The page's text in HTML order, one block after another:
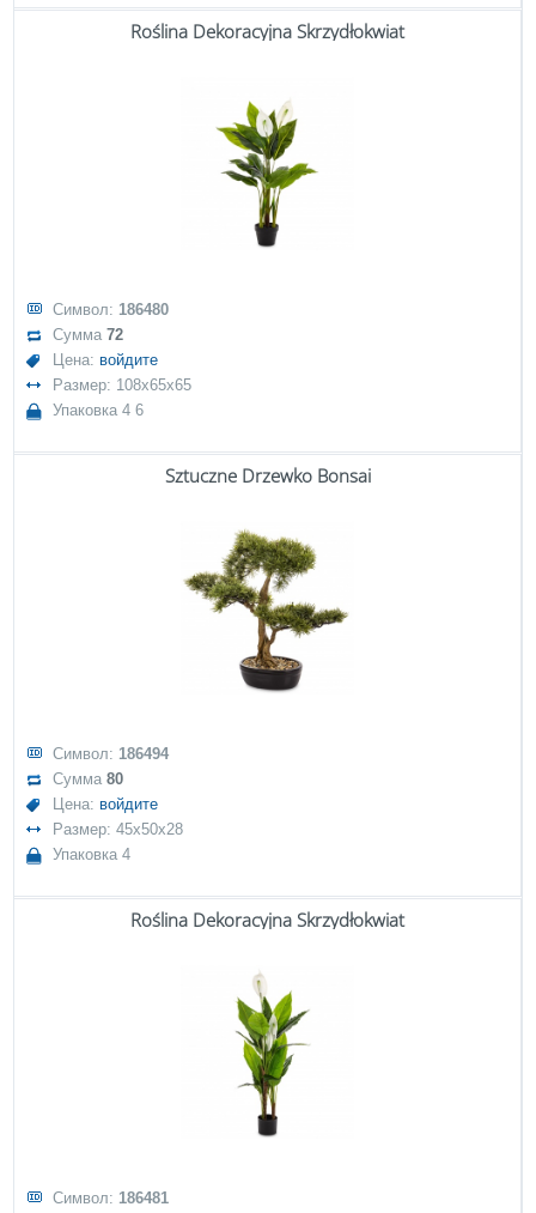
Roślina Dekoracyjna Skrzydłokwiat
Символ: 186480
Сумма72
Цена: войдите
Размер: 108x65x65
Упаковка 4 6
Sztuczne Drzewko Bonsai
Символ: 186494
Сумма80
Цена: войдите
Размер: 45x50x28
Упаковка 4
Roślina Dekoracyjna Skrzydłokwiat
Символ: 186481